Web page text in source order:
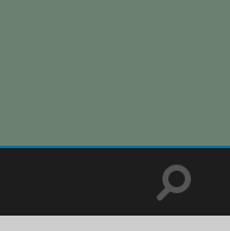
Toggle